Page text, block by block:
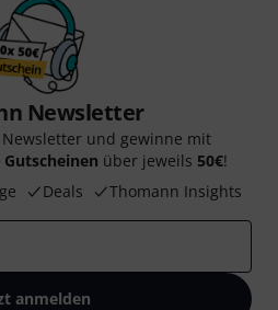
Newsletter
und gewinne mit
Gutscheinen über jeweils 50€!
Deals Thomann Insights
anmelden